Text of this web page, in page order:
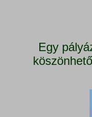
Egy